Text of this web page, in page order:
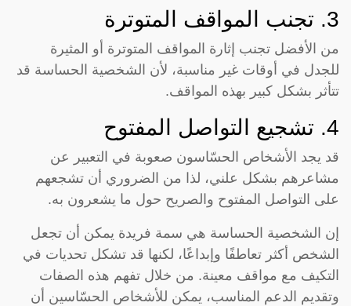
3. تجنب المواقف المتوترة
من الأفضل تجنب إثارة المواقف المتوترة أو المثيرة
للجدل في أوقات غير مناسبة، لأن الشخصية الحساسة قد
تتأثر بشكل كبير بهذه المواقف.
4. تشجيع التواصل المفتوح
قد يجد الأشخاص الحسّاسون صعوبة في التعبير عن
مشاعرهم بشكل علني، لذا من الضروري أن تشجعهم
على التواصل المفتوح والصريح حول ما يشعرون به.
إن الشخصية الحساسة هي سمة فريدة يمكن أن تجعل
الشخص أكثر تعاطفًا وإبداعًا، لكنها قد تشكل تحديات في
التكيف مع مواقف معينة. من خلال تفهم هذه الصفات
وتقديم الدعم المناسب، يمكن للأشخاص الحسّاسين أن